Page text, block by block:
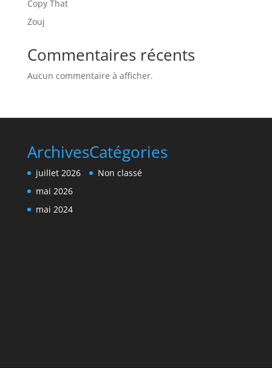
Copy That
Zouj
Commentaires récents
Aucun commentaire à afficher.
Archives
juillet 2026
mai 2026
mai 2024
Catégories
Non classé